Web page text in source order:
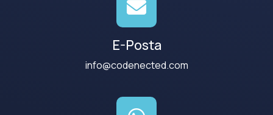
E-Posta
info@codenected.com